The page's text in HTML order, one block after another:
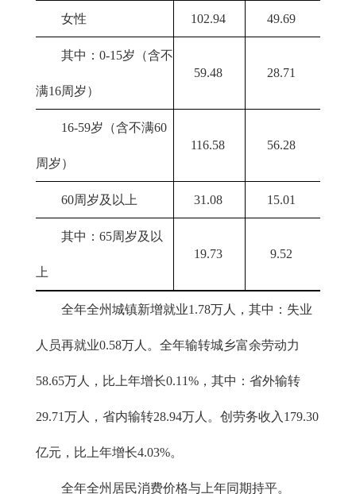
女性 102.94 49.69
其中：0-15岁（含不
满16周岁）
59.48 28.71
16-59岁（含不满60
周岁）
116.58 56.28
60周岁及以上 31.08 15.01
其中：65周岁及以
上
19.73 9.52
全年全州城镇新增就业1.78万人，其中：失业
人员再就业0.58万人。全年输转城乡富余劳动力
58.65万人，比上年增长0.11%，其中：省外输转
29.71万人，省内输转28.94万人。创劳务收入179.30
亿元，比上年增长4.03%。
全年全州居民消费价格与上年同期持平。